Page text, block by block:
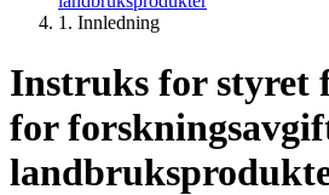
1. Innledning
Instruks for styret
for